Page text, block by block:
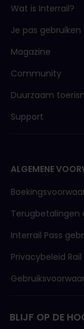
Wat is Interrail?
Je pas gebruiken
Magazine
Community
Duurzaam
Support
ALGEMENE
Terugbetalingen
Interrail Pass
Privacybeleid
BLIJF OP DE